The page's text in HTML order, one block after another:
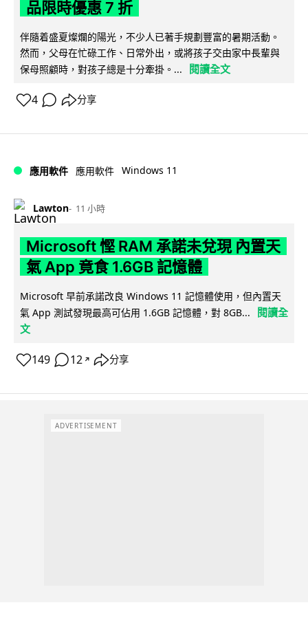
品限時優惠 7 折
伴隨着盛夏燦爛的陽光，不少人已著手規劃豐富的暑期活動。
然而，父母在忙碌工作、日常外出，或將孩子交由家中長輩與
保母照顧時，對孩子總是十分牽掛。...
閱讀全文
4 分享
應用軟件 應用軟件 Windows 11
Lawton 11 小時
Microsoft 慳 RAM 承諾未兌現 內置天
氣 App 竟食 1.6GB 記憶體
Microsoft 早前承諾改良 Windows 11 記憶體使用，但內置天
氣 App 測試發現最高可佔用 1.6GB 記憶體，對 8GB...
閱讀全
文
149 12 ↗ 分享
ADVERTISEMENT